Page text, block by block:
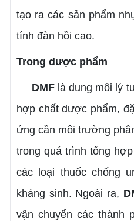
tạo ra các sản phẩm
tính đàn hồi cao.
Trong dược phẩm
DMFlà dung môi lý
hợp chất dược phẩm,
ứng cần môi trường
trong quá trình tổng
các loại thuốc chống
kháng sinh. Ngoài ra,
vận chuyển các thành